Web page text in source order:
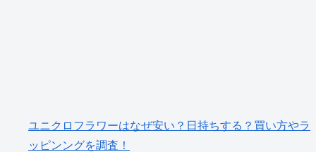
ユニクロフラワーはなぜ安い？日持ちする？買い方やラ
ッピンングを調査！